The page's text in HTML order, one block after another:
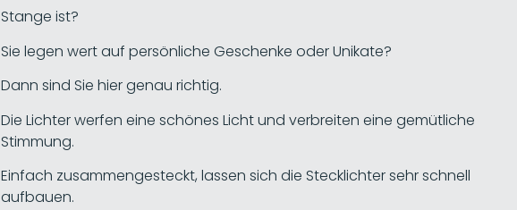
Stange ist?
Sie legen wert auf persönliche Geschenke oder Unikate?
Dann sind Sie hier genau richtig.
Die Lichter werfen eine schönes Licht und verbreiten eine gemütliche
Stimmung.
Einfach zusammengesteckt, lassen sich die Stecklichter sehr schnell
aufbauen.